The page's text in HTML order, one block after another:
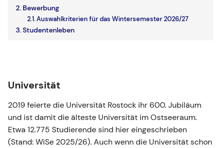
Bewerbung
Auswahlkriterien für das Wintersemester 2026/27
Studentenleben
Universität
2019 feierte die Universität Rostock ihr 600. Jubiläum
und ist damit die älteste Universität im Ostseeraum.
Etwa 12.775 Studierende sind hier eingeschrieben
(Stand: WiSe 2025/26). Auch wenn die Universität schon